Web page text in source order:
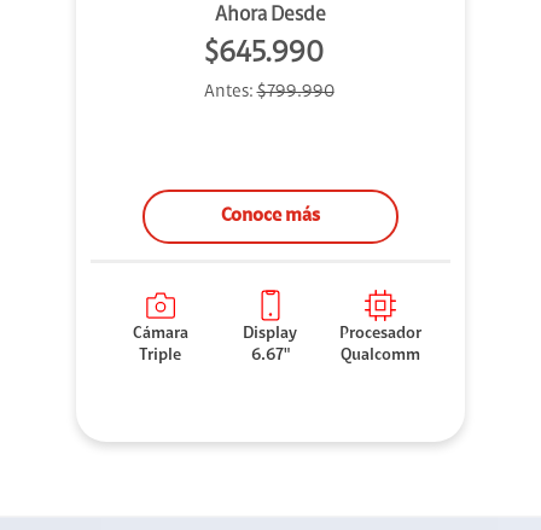
Ahora Desde
$645.990
Antes:$799.990
Conoce más
Cámara
Triple
Display
6.67"
Procesador
Qualcomm